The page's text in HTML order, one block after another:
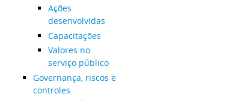
Ações
desenvolvidas
Capacitações
Valores no
serviço público
Governança, riscos e
controles